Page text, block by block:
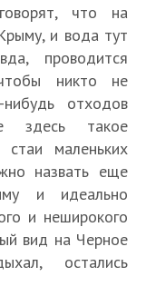
что на
и вода тут
проводится
никто не
отходов
здесь такое
маленьких
назвать еще
и идеально
и неширокого
вид на Черное
остались